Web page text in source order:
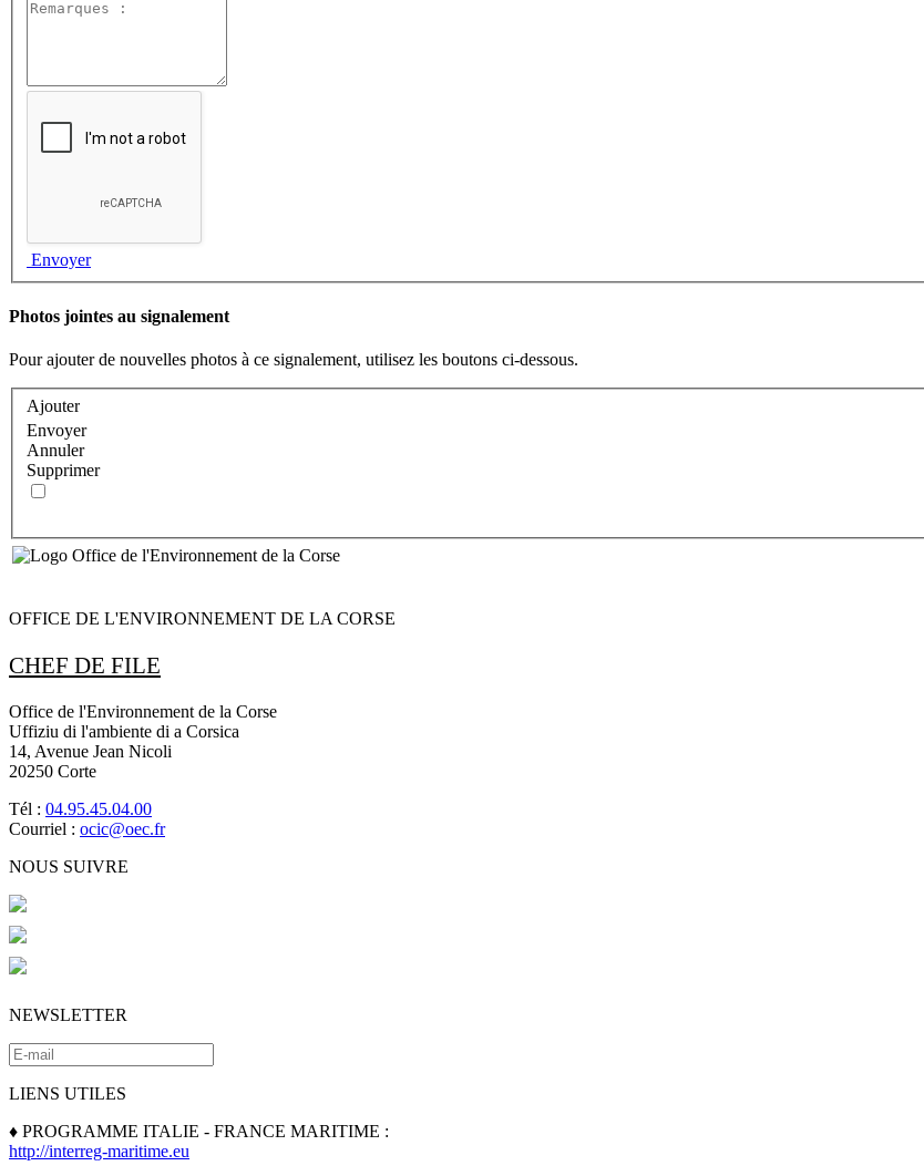
Envoyer
Photos jointes au signalement
Pour ajouter de nouvelles photos à ce signalement, utilisez les boutons ci-dessous.
Ajouter
Envoyer
Annuler
Supprimer
OFFICE DE L'ENVIRONNEMENT DE LA CORSE
CHEF DE FILE
Office de l'Environnement de la Corse
Uffiziu di l'ambiente di a Corsica
14, Avenue Jean Nicoli
20250 Corte
Tél : 04.95.45.04.00
Courriel : ocic@oec.fr
NOUS SUIVRE
NEWSLETTER
LIENS UTILES
♦ PROGRAMME ITALIE - FRANCE MARITIME :
http://interreg-maritime.eu